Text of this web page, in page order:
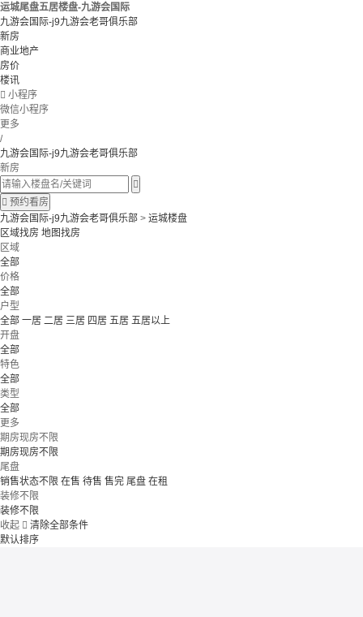
运城尾盘五居楼盘-九游会国际
九游会国际-j9九游会老哥俱乐部
新房
商业地产
房价
楼讯
 小程序
微信小程序
更多
/
九游会国际-j9九游会老哥俱乐部
新房

 预约看房
九游会国际-j9九游会老哥俱乐部 > 运城楼盘
区域找房 地图找房
区域
全部
价格
全部
户型
全部 一居 二居 三居 四居 五居 五居以上
开盘
全部
特色
全部
类型
全部
更多
期房现房不限
期房现房不限
尾盘
销售状态不限 在售 待售 售完 尾盘 在租
装修不限
装修不限
收起  清除全部条件
默认排序